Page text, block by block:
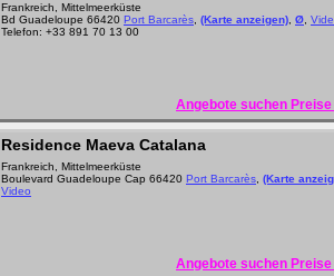
Frankreich, Mittelmeerküste
Bd Guadeloupe 66420 Port Barcarès (Karte anzeigen) Ø
Telefon: +33 891 70 13 00
Angebote suchen
Residence Maeva Catalana
Frankreich, Mittelmeerküste
Boulevard Guadeloupe Cap 66420 Port Barcarès (Karte
Video
Angebote suchen